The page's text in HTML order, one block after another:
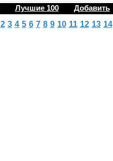
Лучшие 100 Добавить
2 3 4 5 6 7 8 9 10 11 12 13 14